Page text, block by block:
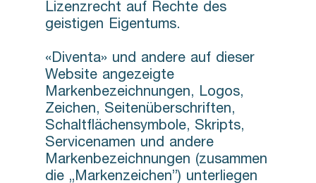
Lizenzrecht auf Rechte des
geistigen Eigentums.
«Diventa» und andere auf dieser
Website angezeigte
Markenbezeichnungen, Logos,
Zeichen, Seitenüberschriften,
Schaltflächensymbole, Skripts,
Servicenamen und andere
Markenbezeichnungen (zusammen
die „Markenzeichen”) unterliegen